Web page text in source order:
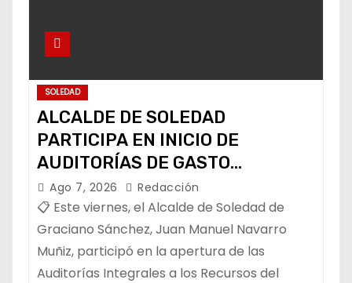
SOLEDAD
ALCALDE DE SOLEDAD
PARTICIPA EN INICIO DE
AUDITORÍAS DE GASTO
FEDERALIZADO 📝
Ago 7, 2026 Redacción
📋 Este viernes, el Alcalde de Soledad de
Graciano Sánchez, Juan Manuel Navarro
Muñiz, participó en la apertura de las
Auditorías Integrales a los Recursos del